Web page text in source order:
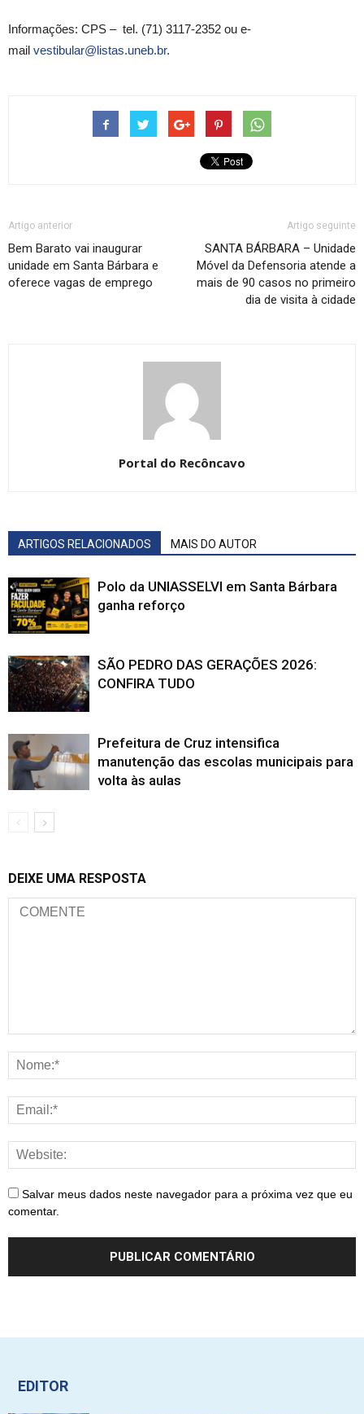
Informações: CPS – tel. (71) 3117-2352 ou e-
mail vestibular@listas.uneb.br.
Artigo anterior
Bem Barato vai inaugurar
unidade em Santa Bárbara e
oferece vagas de emprego
Artigo seguinte
SANTA BÁRBARA – Unidade
Móvel da Defensoria atende a
mais de 90 casos no primeiro
dia de visita à cidade
Portal do Recôncavo
ARTIGOS RELACIONADOS MAIS DO AUTOR
Polo da UNIASSELVI em Santa Bárbara
ganha reforço
SÃO PEDRO DAS GERAÇÕES 2026:
CONFIRA TUDO
Prefeitura de Cruz intensifica
manutenção das escolas municipais para
volta às aulas
DEIXE UMA RESPOSTA
Salvar meus dados neste navegador para a próxima vez que eu
comentar.
EDITOR